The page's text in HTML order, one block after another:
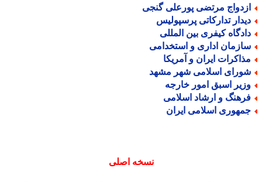
مرتضی پورعلی گنجی
تدارکاتی پرسپولیس
کیفری بین المللی
اداری و استخدامی
ایران و آمریکا
اسلامی شهر مشهد
اسبق امور خارجه
و ارشاد اسلامی
اسلامی ایران
نسخه اصلی